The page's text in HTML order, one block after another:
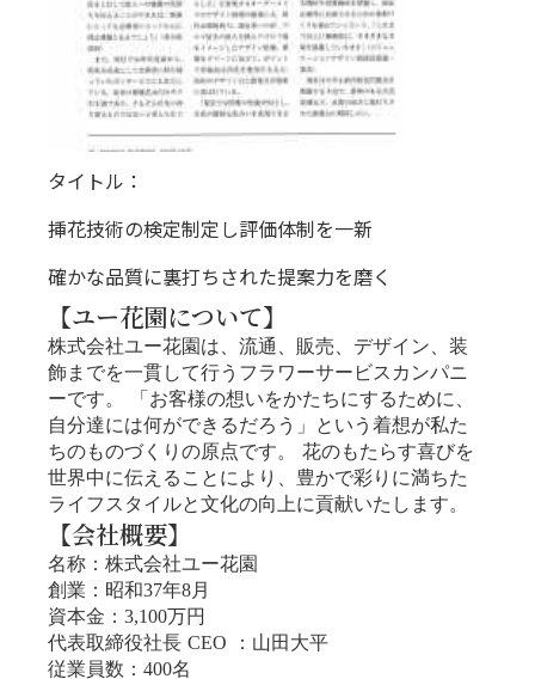
タイトル：
挿花技術の検定制定し評価体制を一新
確かな品質に裏打ちされた提案力を磨く
【ユー花園について】
株式会社ユー花園は、流通、販売、デザイン、装
飾までを一貫して行うフラワーサービスカンパニ
ーです。 「お客様の想いをかたちにするために、
自分達には何ができるだろう」という着想が私た
ちのものづくりの原点です。 花のもたらす喜びを
世界中に伝えることにより、豊かで彩りに満ちた
ライフスタイルと文化の向上に貢献いたします。
【会社概要】
名称：株式会社ユー花園
創業：昭和37年8月
資本金：3,100万円
代表取締役社長 CEO ：山田大平
従業員数：400名